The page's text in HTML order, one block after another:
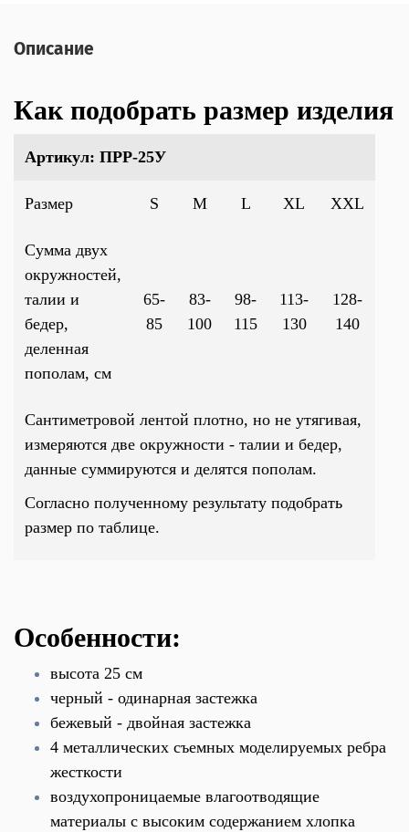
Описание
Как подобрать размер изделия
Артикул: ПРР-25У
Размер S M L XL XXL
Сумма двух
окружностей,
талии и
бедер,
деленная
пополам, см
65-
85
83-
100
98-
115
113-
130
128-
140
Сантиметровой лентой плотно, но не утягивая,
измеряются две окружности - талии и бедер,
данные суммируются и делятся пополам.
Согласно полученному результату подобрать
размер по таблице.
Особенности:
высота 25 см
черный - одинарная застежка
бежевый - двойная застежка
4 металлических съемных моделируемых ребра
жесткости
воздухопроницаемые влагоотводящие
материалы с высоким содержанием хлопка